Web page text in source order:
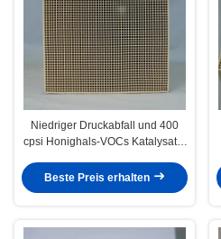
Niedriger Druckabfall und 400
cpsi Honighals-VOCs Katalysator
Spitzenventilatorenergieeinsparung
Beste Preis erhalten